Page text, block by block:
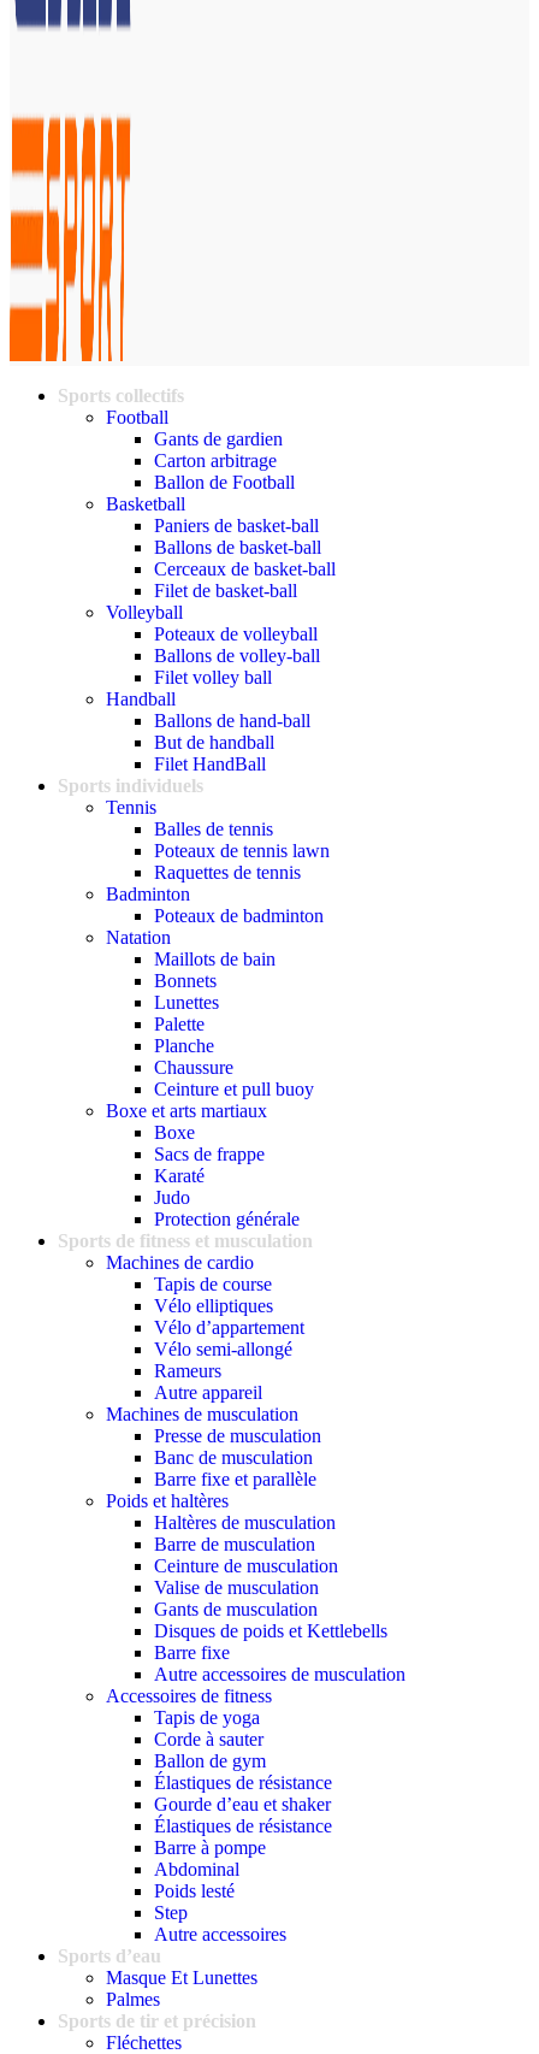
Sports collectifs
Football
Gants de gardien
Carton arbitrage
Ballon de Football
Basketball
Paniers de basket-ball
Ballons de basket-ball
Cerceaux de basket-ball
Filet de basket-ball
Volleyball
Poteaux de volleyball
Ballons de volley-ball
Filet volley ball
Handball
Ballons de hand-ball
But de handball
Filet HandBall
Sports individuels
Tennis
Balles de tennis
Poteaux de tennis lawn
Raquettes de tennis
Badminton
Poteaux de badminton
Natation
Maillots de bain
Bonnets
Lunettes
Palette
Planche
Chaussure
Ceinture et pull buoy
Boxe et arts martiaux
Boxe
Sacs de frappe
Karaté
Judo
Protection générale
Sports de fitness et musculation
Machines de cardio
Tapis de course
Vélo elliptiques
Vélo d’appartement
Vélo semi-allongé
Rameurs
Autre appareil
Machines de musculation
Presse de musculation
Banc de musculation
Barre fixe et parallèle
Poids et haltères
Haltères de musculation
Barre de musculation
Ceinture de musculation
Valise de musculation
Gants de musculation
Disques de poids et Kettlebells
Barre fixe
Autre accessoires de musculation
Accessoires de fitness
Tapis de yoga
Corde à sauter
Ballon de gym
Élastiques de résistance
Gourde d’eau et shaker
Élastiques de résistance
Barre à pompe
Abdominal
Poids lesté
Step
Autre accessoires
Sports d’eau
Masque Et Lunettes
Palmes
Sports de tir et précision
Fléchettes